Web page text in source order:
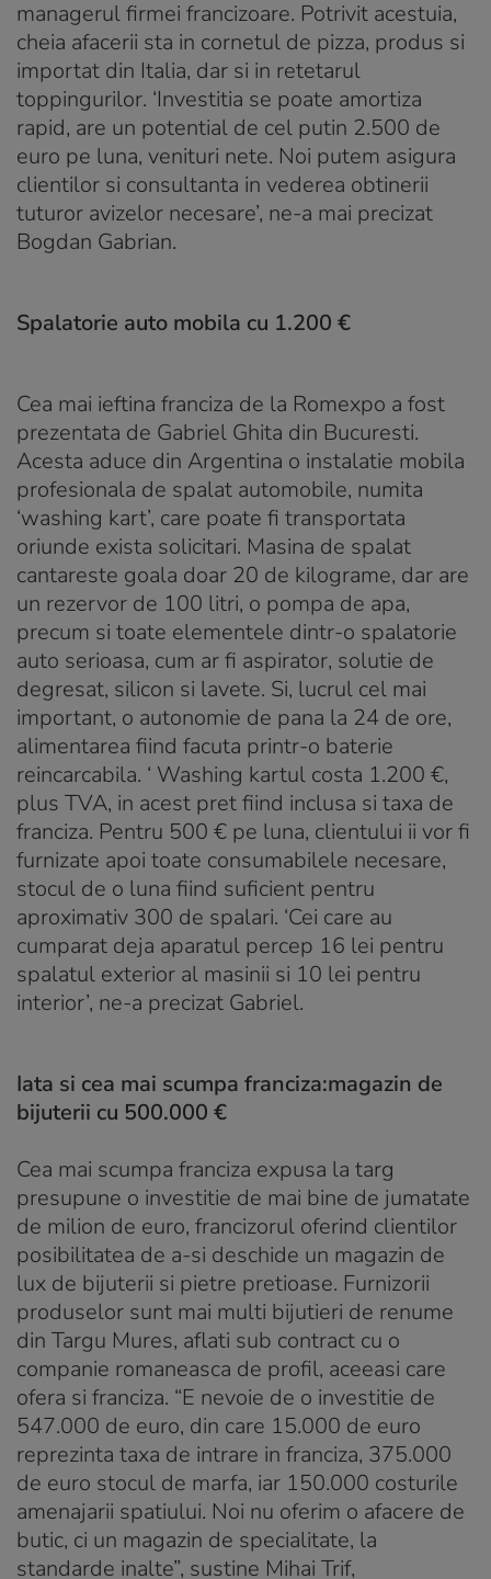
managerul firmei francizoare. Potrivit acestuia,
cheia afacerii sta in cornetul de pizza, produs si
importat din Italia, dar si in retetarul
toppingurilor. ‘Investitia se poate amortiza
rapid, are un potential de cel putin 2.500 de
euro pe luna, venituri nete. Noi putem asigura
clientilor si consultanta in vederea obtinerii
tuturor avizelor necesare’, ne-a mai precizat
Bogdan Gabrian.
Spalatorie auto mobila cu 1.200 €
Cea mai ieftina franciza de la Romexpo a fost
prezentata de Gabriel Ghita din Bucuresti.
Acesta aduce din Argentina o instalatie mobila
profesionala de spalat automobile, numita
‘washing kart’, care poate fi transportata
oriunde exista solicitari. Masina de spalat
cantareste goala doar 20 de kilograme, dar are
un rezervor de 100 litri, o pompa de apa,
precum si toate elementele dintr-o spalatorie
auto serioasa, cum ar fi aspirator, solutie de
degresat, silicon si lavete. Si, lucrul cel mai
important, o autonomie de pana la 24 de ore,
alimentarea fiind facuta printr-o baterie
reincarcabila. ‘ Washing kartul costa 1.200 €,
plus TVA, in acest pret fiind inclusa si taxa de
franciza. Pentru 500 € pe luna, clientului ii vor fi
furnizate apoi toate consumabilele necesare,
stocul de o luna fiind suficient pentru
aproximativ 300 de spalari. ‘Cei care au
cumparat deja aparatul percep 16 lei pentru
spalatul exterior al masinii si 10 lei pentru
interior’, ne-a precizat Gabriel.
Iata si cea mai scumpa franciza:magazin de
bijuterii cu 500.000 €
Cea mai scumpa franciza expusa la targ
presupune o investitie de mai bine de jumatate
de milion de euro, francizorul oferind clientilor
posibilitatea de a-si deschide un magazin de
lux de bijuterii si pietre pretioase. Furnizorii
produselor sunt mai multi bijutieri de renume
din Targu Mures, aflati sub contract cu o
companie romaneasca de profil, aceeasi care
ofera si franciza. “E nevoie de o investitie de
547.000 de euro, din care 15.000 de euro
reprezinta taxa de intrare in franciza, 375.000
de euro stocul de marfa, iar 150.000 costurile
amenajarii spatiului. Noi nu oferim o afacere de
butic, ci un magazin de specialitate, la
standarde inalte”, sustine Mihai Trif,